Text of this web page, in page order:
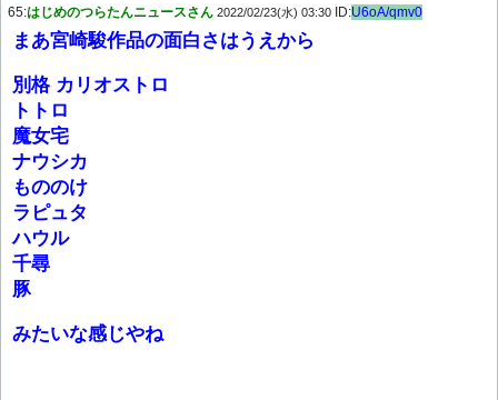
65:はじめのつらたんニュースさん 2022/02/23(水) 03:30 ID:U6oA/qmv0
まあ宮崎駿作品の面白さはうえから
別格 カリオストロ
トトロ
魔女宅
ナウシカ
もののけ
ラピュタ
ハウル
千尋
豚
みたいな感じやね